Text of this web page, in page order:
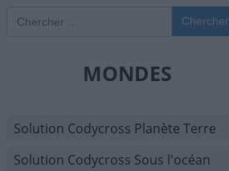
Chercher
MONDES
Solution Codycross Planète Terre
Solution Codycross Sous l'océan